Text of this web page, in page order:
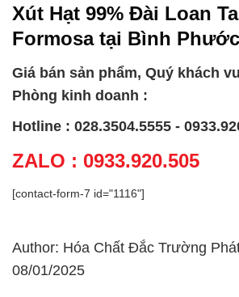
Xút Hạt 99% Đài Loan
Formosa tại Bình Phước
Giá bán sản phẩm, Quý khách
Phòng kinh doanh :
Hotline : 028.3504.5555 -
ZALO : 0933.920.505
[contact-form-7 id="1116"]
Author: Hóa Chất Đắc Trường
08/01/2025